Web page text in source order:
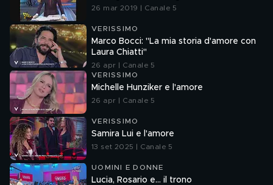
26 mar 2019 | Canale 5
VERISSIMO
Marco Bocci: "La mia storia d'amore con
Laura Chiatti"
26 apr | Canale 5
VERISSIMO
Michelle Hunziker e l'amore
26 apr | Canale 5
VERISSIMO
Samira Lui e l'amore
13 set 2025 | Canale 5
UOMINI E DONNE
Lucia, Rosario e... il trono